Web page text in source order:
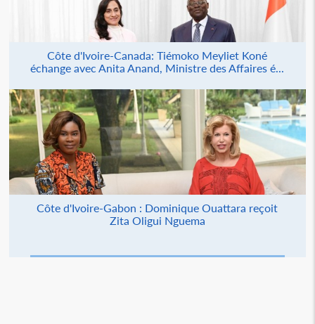
Côte d'Ivoire-Canada: Tiémoko Meyliet Koné
échange avec Anita Anand, Ministre des Affaires é...
Côte d'Ivoire-Gabon : Dominique Ouattara reçoit
Zita Oligui Nguema